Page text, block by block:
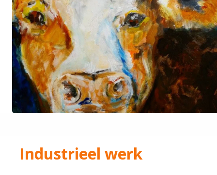
Industrieel werk